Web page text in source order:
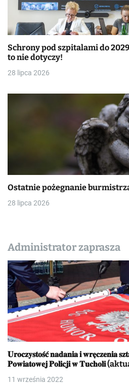
Schrony pod szpitalami do
to nie dotyczy!
28 lipca 2026
Ostatnie pożegnanie
28 lipca 2026
Administrator zaprasza
𝐔𝐫𝐨𝐜𝐳𝐲𝐬𝐭𝐨𝐬́𝐜́ 𝐧𝐚𝐝𝐚𝐧𝐢𝐚 𝐢 𝐰𝐫𝐞̨𝐜𝐳𝐞𝐧𝐢𝐚
𝐏𝐨𝐰𝐢𝐚𝐭𝐨𝐰𝐞𝐣 𝐏𝐨𝐥𝐢𝐜𝐣𝐢 𝐰 𝐓𝐮𝐜𝐡𝐨𝐥𝐢
11 września 2022